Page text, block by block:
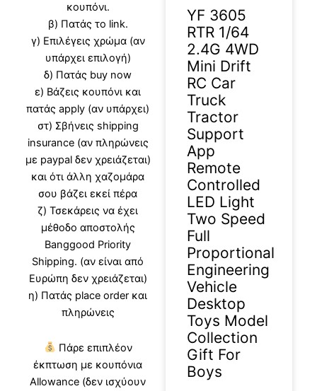
κουπόνι.
β) Πατάς το link.
γ) Επιλέγεις χρώμα (αν
υπάρχει επιλογή)
δ) Πατάς buy now
ε) Βάζεις κουπόνι και
πατάς apply (αν υπάρχει)
στ) Σβήνεις shipping
insurance (αν πληρώνεις
με paypal δεν χρειάζεται)
και ότι άλλη χαζομάρα
σου βάζει εκεί πέρα
ζ) Τσεκάρεις να έχει
μέθοδο αποστολής
Banggood Priority
Shipping. (αν είναι από
Ευρώπη δεν χρειάζεται)
η) Πατάς place order και
πληρώνεις
Πάρε επιπλέον
έκπτωση με κουπόνια
Allowance (δεν ισχύουν
YF 3605
RTR 1/64
2.4G 4WD
Mini Drift
RC Car
Truck
Tractor
Support
App
Remote
Controlled
LED Light
Two Speed
Full
Proportional
Engineering
Vehicle
Desktop
Toys Model
Collection
Gift For
Boys